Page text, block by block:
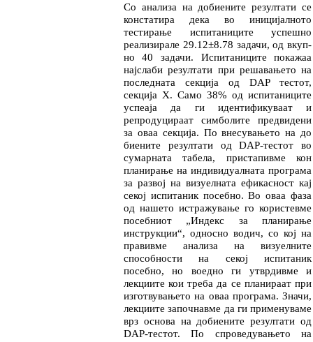
Со анализа на добиените резултати се
констатира дека во иницијалното
тестирање испитаниците ус­пешно
реализирале 29.12±8.78 задачи, од вкуп­
но 40 задачи. Испитаниците покажаа
нај­сла­би резултати при решавањето на
последната секција од DAP тестот,
секција Х. Само 38% од ис­питаниците
успеаја да ги идентификуваат и
репродуцираат симболите предвидени
за оваа сек­ција. По внесувањето на до
биените резултати од DAP-тестот во
сумарната табела, пристапивме кон
планирање на индивидуалната програма
за развој на визуелната ефикасност кај
секој испи­та­ник посебно. Во оваа фаза
од нашето истра­жу­ва­ње го користевме
посебниот „Индекс за планирање
инструкции“, односно водич, со кој на
пра­вив­ме анализа на визуелните
способности на се­кој испитаник
посебно, но воедно ги утврдивме и
лекциите кои треба да се планираат при
изгот­ву­ва­њето на оваа програма. Значи,
лекциите започ­навме да ги применуваме
врзоснова на добиените резултати од
DAP-тестот.
По спроведувањето на